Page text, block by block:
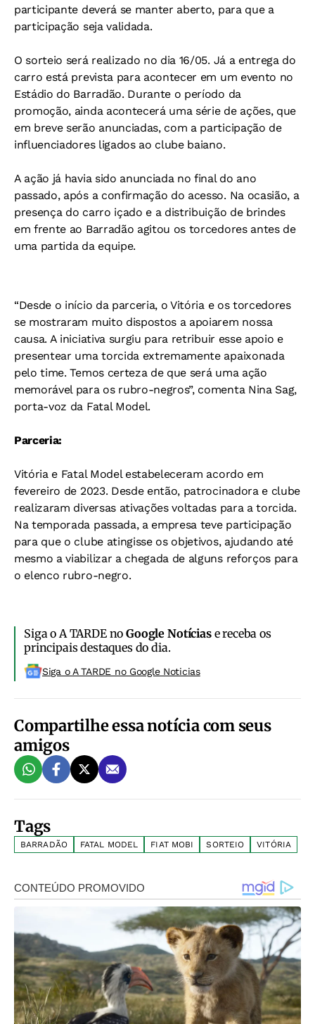
participante deverá se manter aberto, para que a
participação seja validada.
O sorteio será realizado no dia 16/05. Já a entrega do
carro está prevista para acontecer em um evento no
Estádio do Barradão. Durante o período da
promoção, ainda acontecerá uma série de ações, que
em breve serão anunciadas, com a participação de
influenciadores ligados ao clube baiano.
A ação já havia sido anunciada no final do ano
passado, após a confirmação do acesso. Na ocasião, a
presença do carro içado e a distribuição de brindes
em frente ao Barradão agitou os torcedores antes de
uma partida da equipe.
“Desde o início da parceria, o Vitória e os torcedores
se mostraram muito dispostos a apoiarem nossa
causa. A iniciativa surgiu para retribuir esse apoio e
presentear uma torcida extremamente apaixonada
pelo time. Temos certeza de que será uma ação
memorável para os rubro-negros”, comenta Nina Sag,
porta-voz da Fatal Model.
Parceria:
Vitória e Fatal Model estabeleceram acordo em
fevereiro de 2023. Desde então, patrocinadora e clube
realizaram diversas ativações voltadas para a torcida.
Na temporada passada, a empresa teve participação
para que o clube atingisse os objetivos, ajudando até
mesmo a viabilizar a chegada de alguns reforços para
o elenco rubro-negro.
Siga o A TARDE noGoogle Notíciase receba os
principais destaques do dia.
Siga o A TARDE no Google Noticias
Compartilhe essa notícia com seus
amigos
Tags
BARRADÃO FATAL MODEL FIAT MOBI SORTEIO VITÓRIA